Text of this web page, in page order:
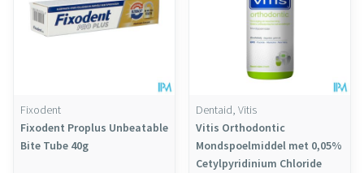
Fixodent
Fixodent Proplus Unbeatable
Bite Tube 40g
Dentaid, Vitis
Vitis Orthodontic
Mondspoelmiddel met 0,05%
Cetylpyridinium Chloride